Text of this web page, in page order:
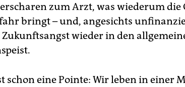
zum Arzt, was wiederum die
bringt – und, angesichts
Zukunftsangst wieder in den
schon eine Pointe: Wir leben in einer